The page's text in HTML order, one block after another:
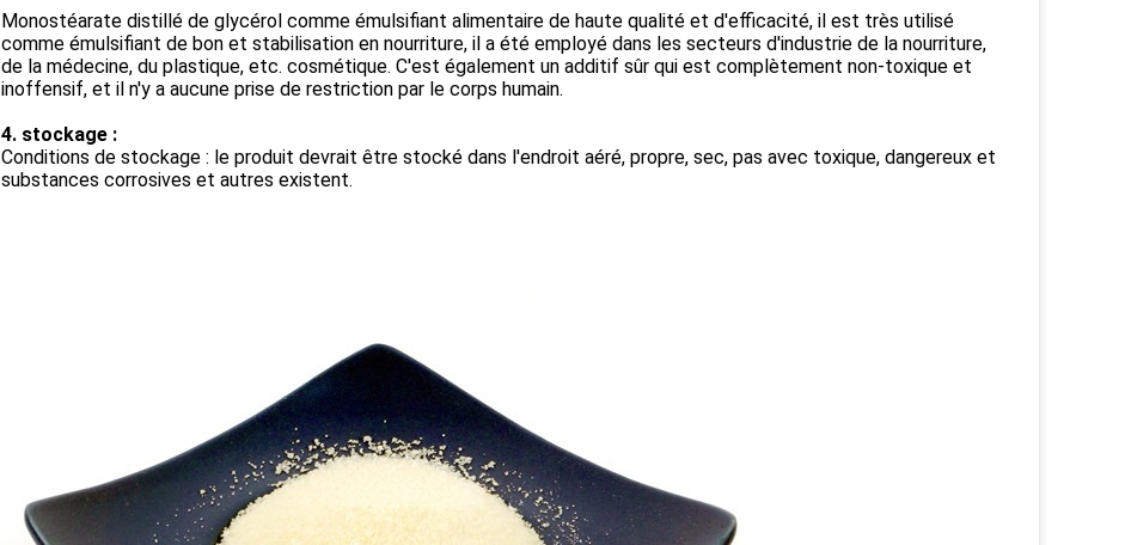
Monostéarate distillé de glycérol comme émulsifiant alimentaire de haute qualité et d'efficacité, il est très utilisé
comme émulsifiant de bon et stabilisation en nourriture, il a été employé dans les secteurs d'industrie de la nourriture,
de la médecine, du plastique, etc. cosmétique. C'est également un additif sûr qui est complètement non-toxique et
inoffensif, et il n'y a aucune prise de restriction par le corps humain.
4. stockage :
Conditions de stockage : le produit devrait être stocké dans l'endroit aéré, propre, sec, pas avec toxique, dangereux et
substances corrosives et autres existent.